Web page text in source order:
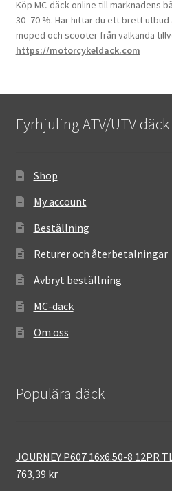
Köp MC-däck online till marknadens
30–70 %. Här hittar du ett brett
moped och scooter från välkända
https://motorcykeldack.com
Fyrhjuling ATV/UTV däck
Shop
My account
Beställning
Returer och återbetalningar
Avbryt beställning
MC-däck
Om oss
Populära däck
JOURNEY P607 16x6.50-8 12PR
763,39 kr